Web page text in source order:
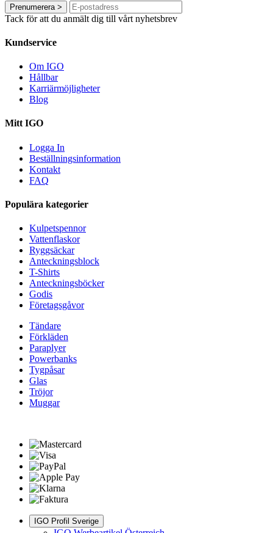
Prenumerera >
Tack för att du anmält dig till vårt nyhetsbrev
Kundservice
Om IGO
Hållbar
Karriärmöjligheter
Blog
Mitt IGO
Logga In
Beställningsinformation
Kontakt
FAQ
Populära kategorier
Kulpetspennor
Vattenflaskor
Ryggsäckar
Anteckningsblock
T-Shirts
Anteckningsböcker
Godis
Företagsgåvor
Tändare
Förkläden
Paraplyer
Powerbanks
Tygpåsar
Glas
Tröjor
Muggar
IGO Profil Sverige